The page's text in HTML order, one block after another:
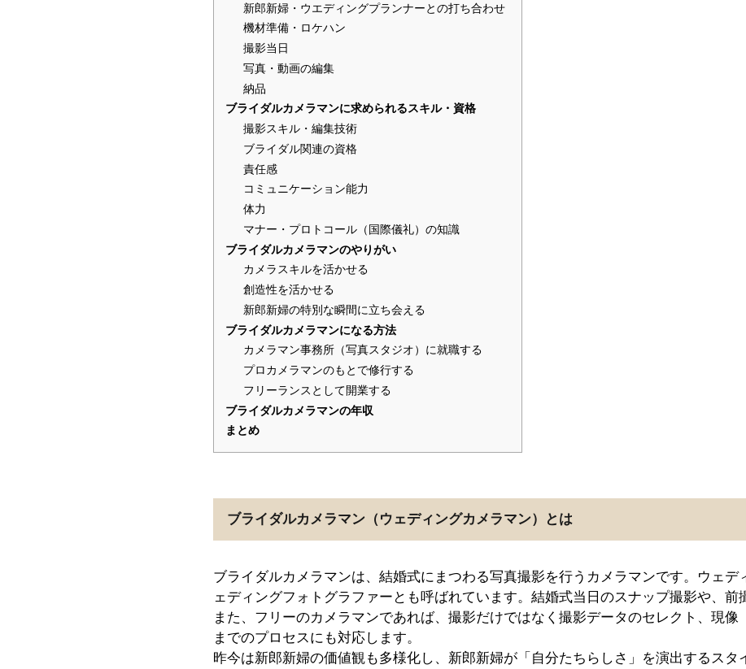
新郎新婦・ウエディングプランナーとの打ち合わせ
機材準備・ロケハン
撮影当日
写真・動画の編集
納品
ブライダルカメラマンに求められるスキル・資格
撮影スキル・編集技術
ブライダル関連の資格
責任感
コミュニケーション能力
体力
マナー・プロトコール（国際儀礼）の知識
ブライダルカメラマンのやりがい
カメラスキルを活かせる
創造性を活かせる
新郎新婦の特別な瞬間に立ち会える
ブライダルカメラマンになる方法
カメラマン事務所（写真スタジオ）に就職する
プロカメラマンのもとで修行する
フリーランスとして開業する
ブライダルカメラマンの年収
まとめ
ブライダルカメラマン（ウェディングカメラマン）とは
ブライダルカメラマンは、結婚式にまつわる写真撮影を行うカメラマンです。ウェデ
ェディングフォトグラファーとも呼ばれています。結婚式当日のスナップ撮影や、前
また、フリーのカメラマンであれば、撮影だけではなく撮影データのセレクト、現像
までのプロセスにも対応します。
昨今は新郎新婦の価値観も多様化し、新郎新婦が「自分たちらしさ」を演出するスタ